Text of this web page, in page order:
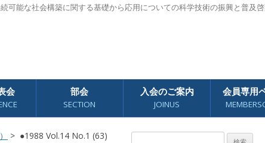
能な社会構築に関する基礎から応用についての科学技術の振興と普及
会 部会
SECTION
入会のご案内
JOINUS
会員専用
> ●1988 Vol.14 No.1 (63)